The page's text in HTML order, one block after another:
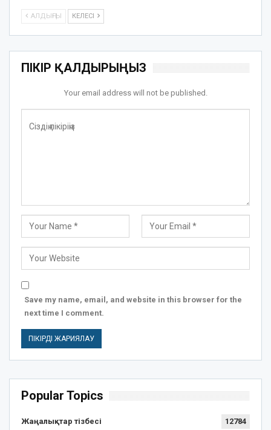
АЛДЫҢҒЫ КЕЛЕСІ
ПІКІР ҚАЛДЫРЫҢЫЗ
Your email address will not be published.
Save my name, email, and website in this browser for the
next time I comment.
Popular Topics
Жаңалықтар тізбесі 12784